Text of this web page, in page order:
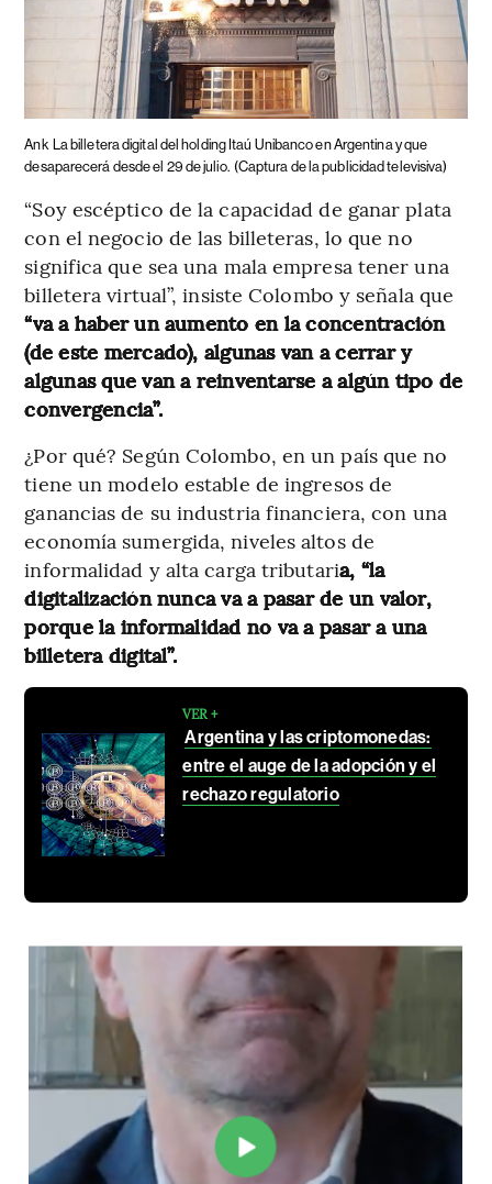
Ank
La billetera digital del holding Itaú Unibanco en Argentina y que
desaparecerá desde el 29 de julio. (Captura de la publicidad televisiva)
“Soy escéptico de la capacidad de ganar plata
con el negocio de las billeteras, lo que no
significa que sea una mala empresa tener una
billetera virtual”, insiste Colombo y señala que
“va a haber un aumento en la concentración
(de este mercado), algunas van a cerrar y
algunas que van a reinventarse a algún tipo de
convergencia”.
¿Por qué? Según Colombo, en un país que no
tiene un modelo estable de ingresos de
ganancias de su industria financiera, con una
economía sumergida, niveles altos de
informalidad y alta carga tributaria, “la
digitalización nunca va a pasar de un valor,
porque la informalidad no va a pasar a una
billetera digital”.
VER +
Argentina y las criptomonedas:
entre el auge de la adopción y el
rechazo regulatorio